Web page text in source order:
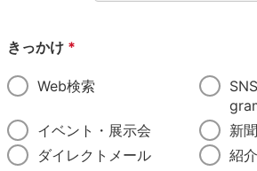
きっかけ *
Web検索
イベント・展示会
新
ダイレクトメール
紹